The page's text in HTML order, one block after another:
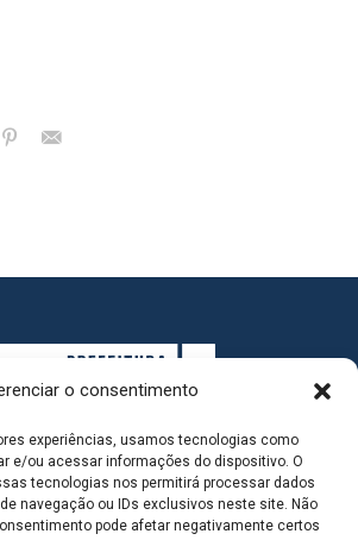
o consentimento
experiências, usamos tecnologias como
e/ou acessar informações do dispositivo. O
tecnologias nos permitirá processar dados
navegação ou IDs exclusivos neste site. Não
pode afetar negativamente certos